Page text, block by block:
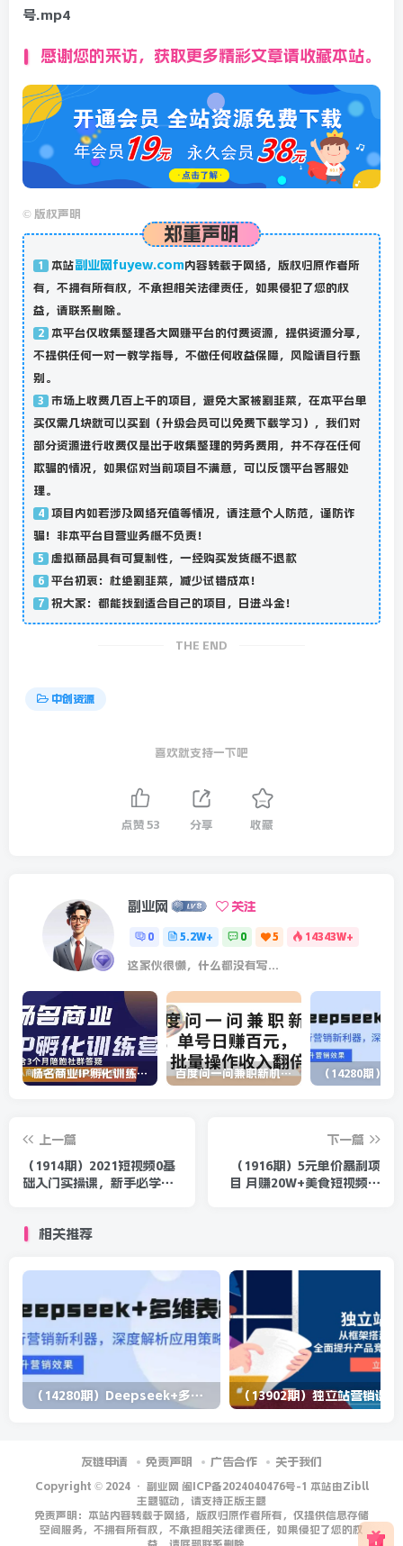
号.mp4
感谢您的来访，获取更多精彩文章请收藏本站。
© 版权声明
郑重声明
1 本站副业网fuyew.com内容转载于网络，版权归原作者所
有，不拥有所有权，不承担相关法律责任，如果侵犯了您的权
益，请联系删除。
2 本平台仅收集整理各大网赚平台的付费资源，提供资源分享，
不提供任何一对一教学指导，不做任何收益保障，风险请自行甄
别。
3 市场上收费几百上千的项目，避免大家被割韭菜，在本平台单
买仅需几块就可以买到（升级会员可以免费下载学习），我们对
部分资源进行收费仅是出于收集整理的劳务费用，并不存在任何
欺骗的情况，如果你对当前项目不满意，可以反馈平台客服处
理。
4 项目内如若涉及网络充值等情况，请注意个人防范，谨防诈
骗！非本平台自营业务概不负责！
5 虚拟商品具有可复制性，一经购买发货概不退款
6 平台初衷：杜绝割韭菜，减少试错成本！
7 祝大家：都能找到适合自己的项目，日进斗金！
THE END
中创资源
喜欢就支持一下吧
点赞 53 分享 收藏
副业网 关注
0 5.2W+ 0 5 14343W+
这家伙很懒，什么都没有写...
杨名商业IP孵化训练营，从商业到内容到转化一站式学 价值5980元 百度问一问兼职新机遇，单号日赚百元，批量操作收入翻倍
上一篇
（1914期）2021短视频0基
础入门实操课，新手必学，
下一篇
（1916期）5元单价暴利项
目 月赚20W+美食短视频号
相关推荐
（14280期）Deepseek+多维表格，银行营销新利器，深度解析应用策略，提升营销效果
友链申请 免责声明 广告合作 关于我们
Copyright © 2024 · 副业网 闽ICP备2024040476号-1 本站由Zibll
主题驱动，请支持正版主题
免责声明：本站内容转载于网络，版权归原作者所有，仅提供信息存储
空间服务，不拥有所有权，不承担相关法律责任，如果侵犯了您的权